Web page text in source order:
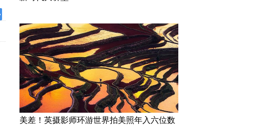
美差！英摄影师环游世界拍美照年入六位数